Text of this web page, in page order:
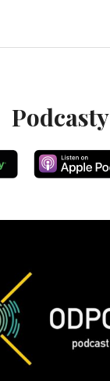
Podcasty